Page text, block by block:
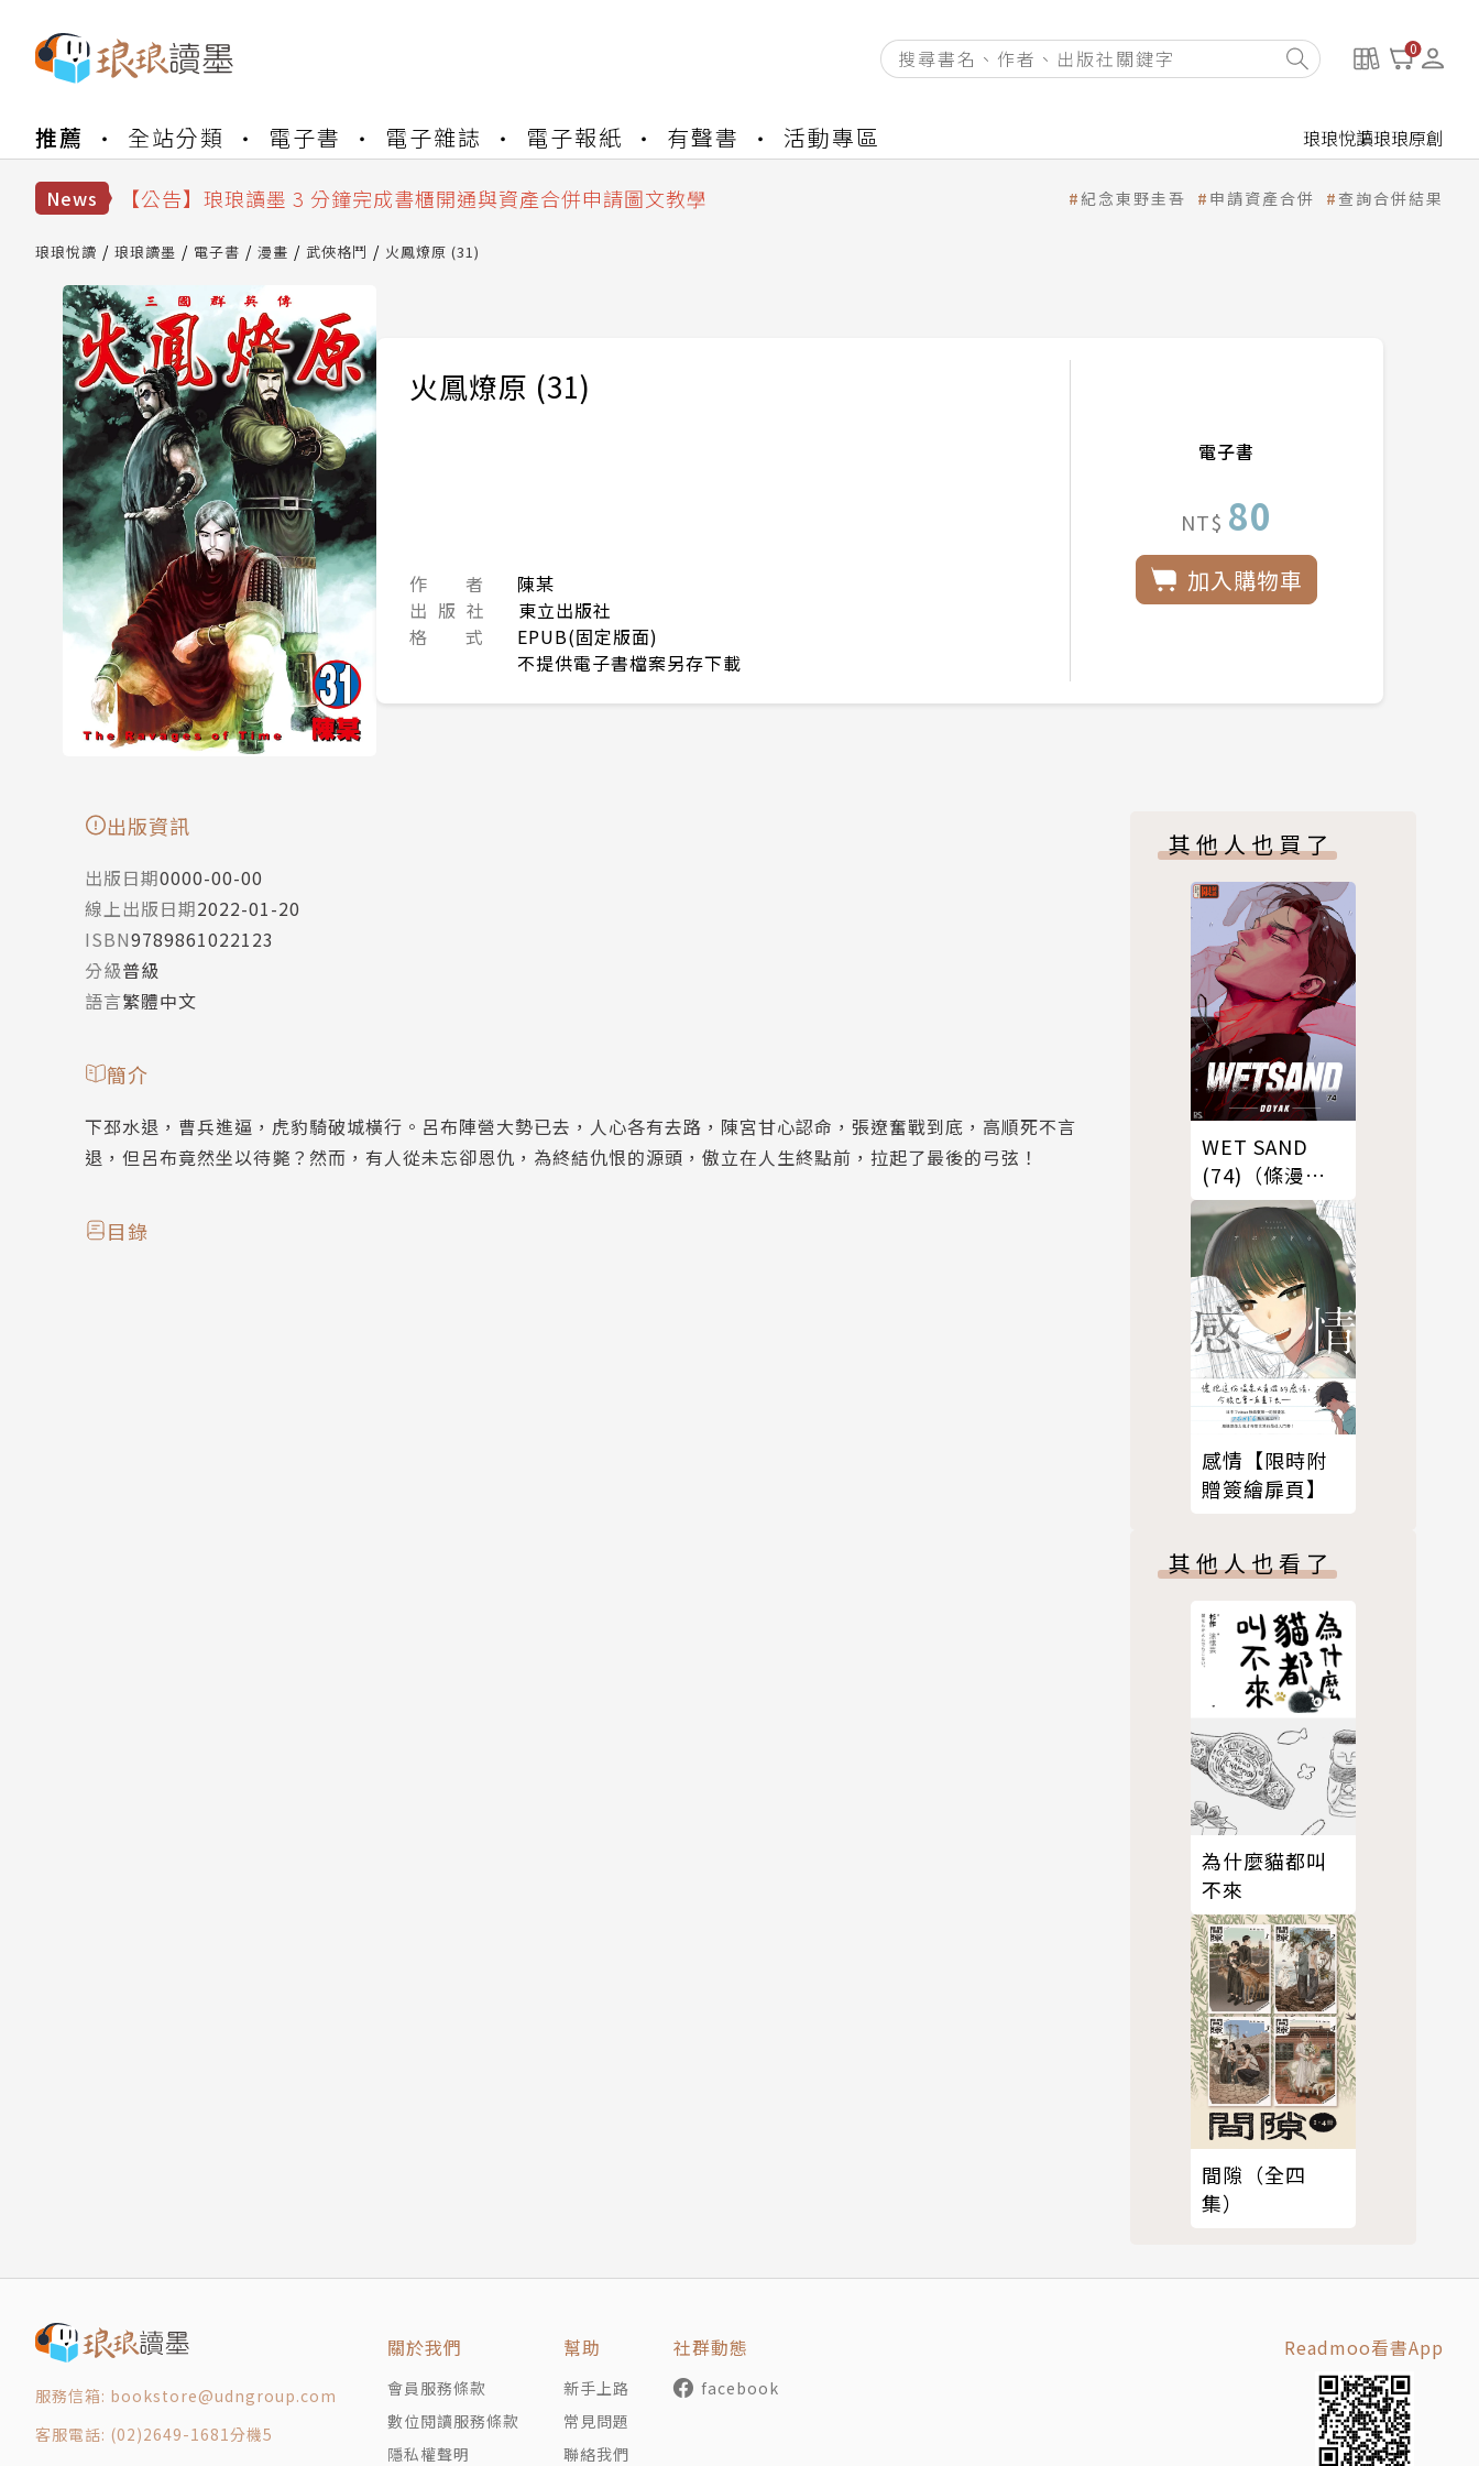
0
推薦 全站分類 電子書 電子雜誌 電子報紙 有聲書 活動專區 琅琅悅讀琅琅原創
News
【公告】琅琅讀墨數位閱讀資產合併與書櫃開通申請
【公告】琅琅讀墨 3 分鐘完成書櫃開通與資產合併申請圖文教學
【公告】琅琅讀墨數位閱讀資產合併與書櫃開通申請
紀念東野圭吾 申請資產合併 查詢合併結果
琅琅悅讀 琅琅讀墨 電子書 漫畫 武俠格鬥 火鳳燎原 (31)
火鳳燎原 (31)
作 者
陳某
出 版 社
東立出版社
格 式
EPUB(固定版面)
不提供電子書檔案另存下載
電子書
NT$ 80
加入購物車
出版資訊
出版日期0000-00-00
線上出版日期2022-01-20
ISBN9789861022123
分級普級
語言繁體中文
簡介
下邳水退，曹兵進逼，虎豹騎破城橫行。呂布陣營大勢已去，人心各有去路，陳宮甘心認命，張遼奮戰到底，高順死不言
退，但呂布竟然坐以待斃？然而，有人從未忘卻恩仇，為終結仇恨的源頭，傲立在人生終點前，拉起了最後的弓弦！
目錄
其他人也買了
WET SAND
(74)（條漫
版）
感情【限時附
贈簽繪扉頁】
其他人也看了
為什麼貓都叫
不來
間隙（全四
集）
服務信箱: bookstore@udngroup.com
客服電話: (02)2649-1681分機5
關於我們
會員服務條款
數位閱讀服務條款
隱私權聲明
幫助
新手上路
常見問題
聯絡我們
社群動態
facebook
Readmoo看書App